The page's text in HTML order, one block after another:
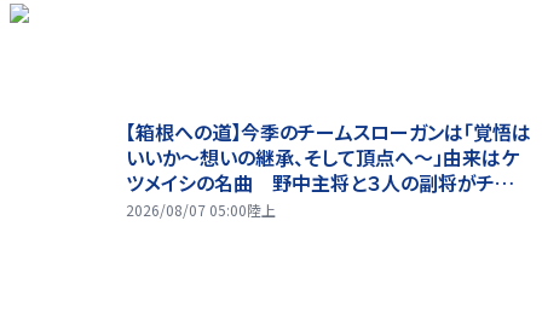
【箱根への道】今季のチームスローガンは「覚悟は
いいか～想いの継承、そして頂点へ～」由来はケ
ツメイシの名曲 野中主将と３人の副将がチーム
を引っ張る…夏合宿特集第１弾、国学院大
2026/08/07 05:00陸上